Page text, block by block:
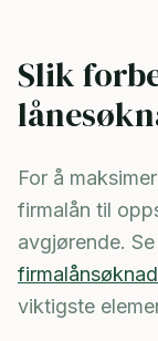
Slik
For å
firmalån til
avgjørende.
firmalånsøknad
viktigste